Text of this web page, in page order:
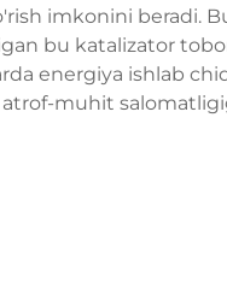
imkonini beradi.
bu katalizator
energiya ishlab
muhit